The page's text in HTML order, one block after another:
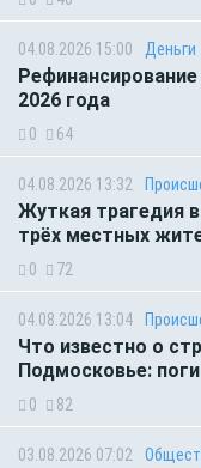
04.08.2026 15:00 Деньги
2026 года
0 64
04.08.2026 13:32
Жуткая трагедия
трёх местных
0 72
04.08.2026 13:04
Что известно о
Подмосковье:
0 82
03.08.2026 07:02